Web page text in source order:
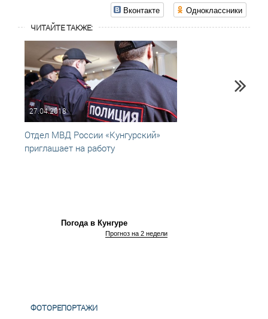
Вконтакте Одноклассники
ЧИТАЙТЕ ТАКЖЕ:
27.04.2018
Отдел МВД России «Кунгурский»
приглашает на работу
Погода в Кунгуре
Прогноз на 2 недели
ФОТОРЕПОРТАЖИ